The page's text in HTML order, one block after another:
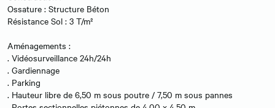
Ossature : Structure Béton
Résistance Sol : 3 T/m²
Aménagements :
. Vidéosurveillance 24h/24h
. Gardiennage
. Parking
. Hauteur libre de 6,50 m sous poutre / 7,50 m sous pannes